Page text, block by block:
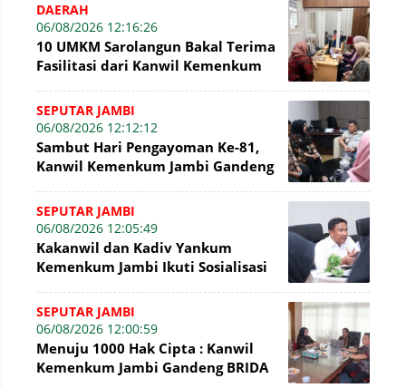
DAERAH
06/08/2026 12:16:26
10 UMKM Sarolangun Bakal Terima
Fasilitasi dari Kanwil Kemenkum
SEPUTAR JAMBI
06/08/2026 12:12:12
Sambut Hari Pengayoman Ke-81,
Kanwil Kemenkum Jambi Gandeng
Gratis
SEPUTAR JAMBI
06/08/2026 12:05:49
Kakanwil dan Kadiv Yankum
Kemenkum Jambi Ikuti Sosialisasi
Secara Admin
SEPUTAR JAMBI
06/08/2026 12:00:59
Menuju 1000 Hak Cipta : Kanwil
Kemenkum Jambi Gandeng BRIDA